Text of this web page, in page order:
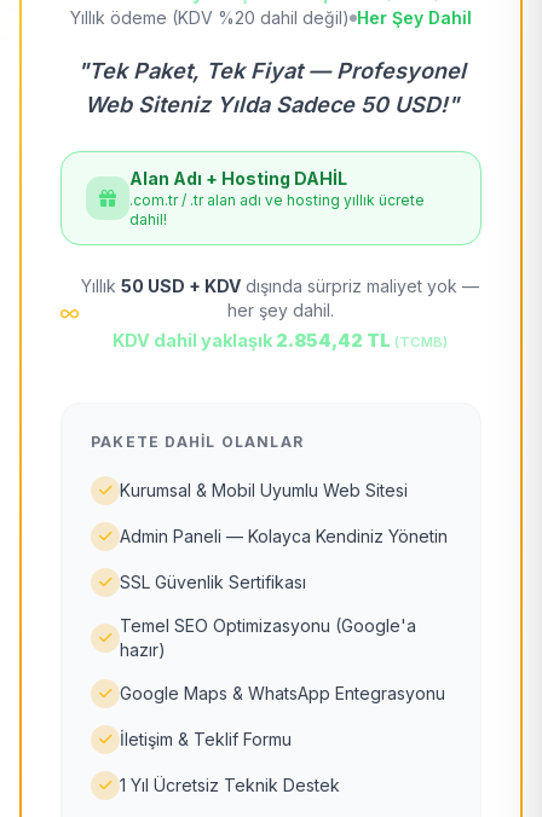
Yıllık ödeme (KDV %20 dahil değil) Her Şey Dahil
"Tek Paket, Tek Fiyat — Profesyonel
Web Siteniz Yılda Sadece 50 USD!"
Alan Adı + Hosting DAHİL
.com.tr / .tr alan adı ve hosting yıllık ücrete
dahil!
Yıllık 50 USD + KDV dışında sürpriz maliyet yok —
her şey dahil.
KDV dahil yaklaşık 2.854,42 TL (TCMB)
PAKETE DAHIL OLANLAR
Kurumsal & Mobil Uyumlu Web Sitesi
Admin Paneli — Kolayca Kendiniz Yönetin
SSL Güvenlik Sertifikası
Temel SEO Optimizasyonu (Google'a
hazır)
Google Maps & WhatsApp Entegrasyonu
İletişim & Teklif Formu
1 Yıl Ücretsiz Teknik Destek